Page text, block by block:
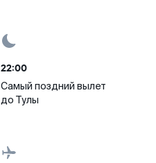
22:00
Самый поздний вылет
до Тулы